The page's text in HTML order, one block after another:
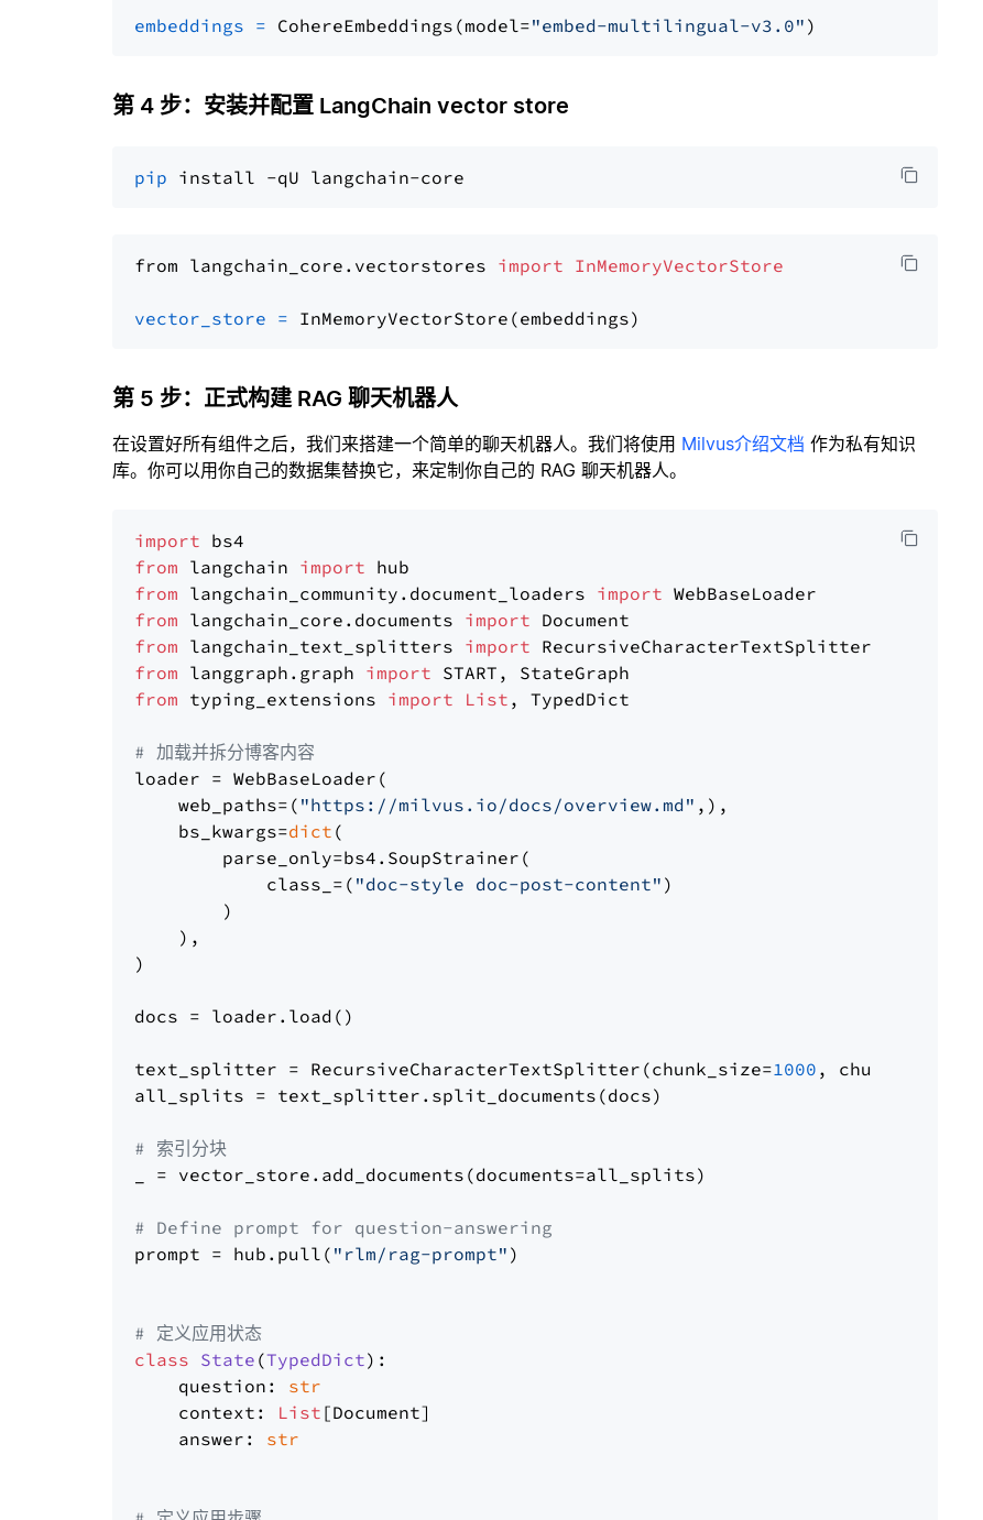
embeddings = CohereEmbeddings(model="embed-multilingual-v3.0"
第 4 步：安装并配置 LangChain vector store
pip
from langchain_core.vectorstores import InMemoryVectorStore
vector_store =
第 5 步：正式构建 RAG 聊天机器人
在设置好所有组件之后，我们来搭建一个简单的聊天机器人。我们将使用 Milvus介绍文档 作为私有知识
库。你可以用你自己的数据集替换它，来定制你自己的 RAG 聊天机器人。
import
from langchain import
from langchain_community.document_loaders import
from langchain_core.documents import
from langchain_text_splitters import
from langgraph.graph import
from typing_extensions import List , TypedDict
# 加载并拆分博客内容
loader = WebBaseLoader(
    web_paths=(
"https://milvus.io/docs/overview.md" ,),
    bs_kwargs=
dict (
        parse_only=bs4.SoupStrainer(
            class_=(
"doc-style doc-post-content" )
        )
    ),
)
docs = loader.load()
text_splitter = RecursiveCharacterTextSplitter(chunk_size=1000 , chunk_overlap=
all_splits = text_splitter.split_documents(docs)
# 索引分块
_ = vector_store.add_documents(documents=all_splits)
# Define prompt for question-answering
prompt = hub.pull( "rlm/rag-prompt" )
# 定义应用状态
class State (TypedDict):
    question:
str
    context:
List [Document]
    answer:
str